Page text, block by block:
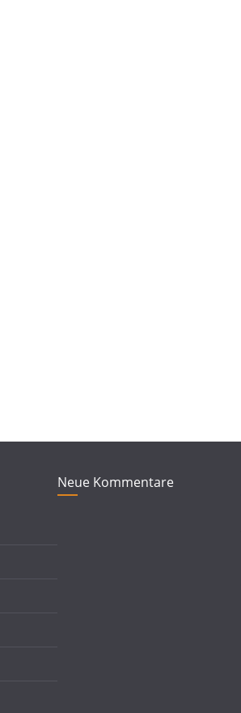
Neue Kommentare